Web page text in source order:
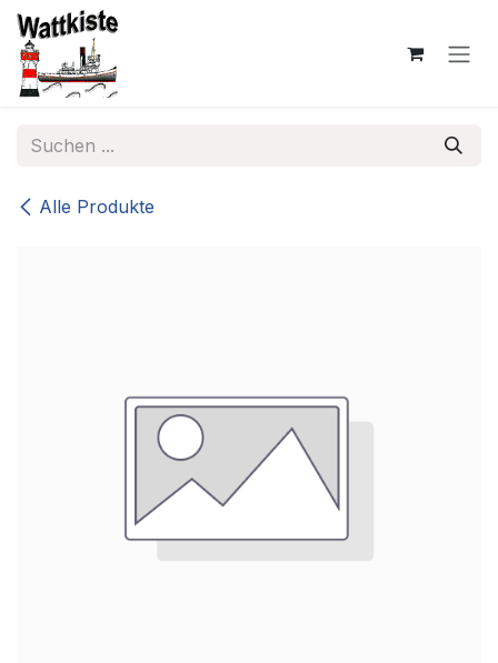
Zum Inhalt springen
Alle Produkte